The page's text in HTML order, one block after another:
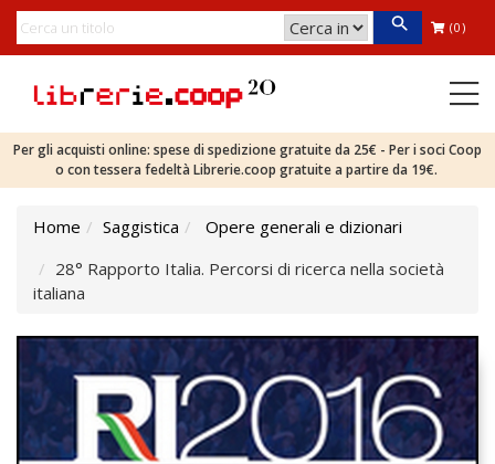
(0)
Per gli acquisti online: spese di spedizione gratuite da 25€ - Per i soci Coop
o con tessera fedeltà Librerie.coop gratuite a partire da 19€.
Home Saggistica
Opere generali e dizionari
28° Rapporto Italia. Percorsi di ricerca nella società
italiana